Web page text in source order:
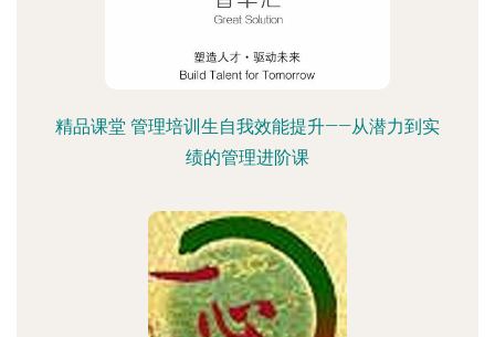
精品课堂 管理培训生自我效能提升——从潜力到实
绩的管理进阶课